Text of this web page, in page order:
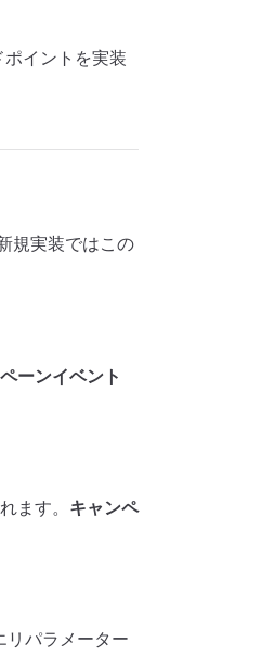
イントを実装
規実装ではこの
ーンイベント
ます。 キャンペ
リパラメーター